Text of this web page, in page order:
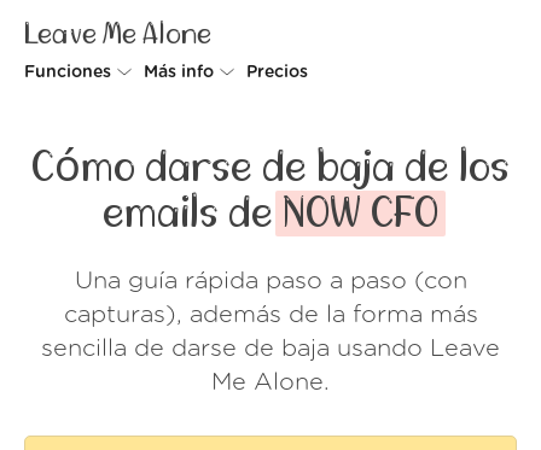
Leave Me Alone
Funciones
Spam Blocker
Do-not-disturb
Más info
Cómo funciona
Seguridad
Muro de amor
FAQ
Precios
Cómo darse de baja de los
emails de NOW CFO
Una guía rápida paso a paso (con
capturas), además de la forma más
sencilla de darse de baja usando Leave
Me Alone.